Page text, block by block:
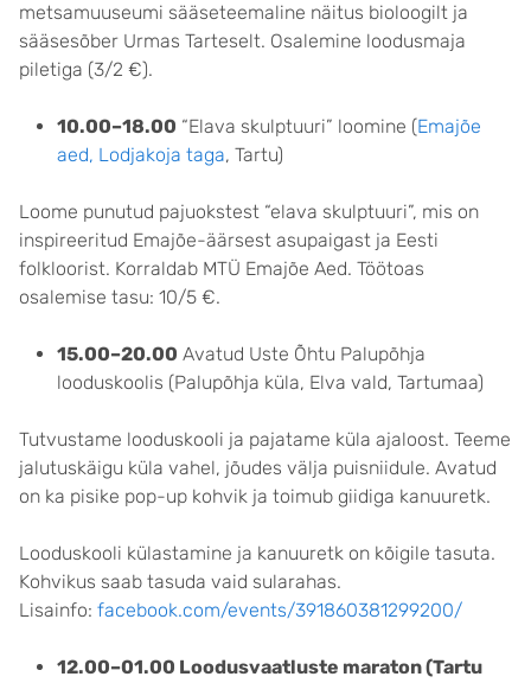
metsamuuseumi sääseteemaline näitus bioloogilt ja
sääsesõber Urmas Tarteselt. Osalemine loodusmaja
piletiga (3/2 €).
10.00–18.00 “Elava skulptuuri” loomine (Emajõe
aed, Lodjakoja taga, Tartu)
Loome punutud pajuokstest “elava skulptuuri”, mis on
inspireeritud Emajõe-äärsest asupaigast ja Eesti
folkloorist. Korraldab MTÜ Emajõe Aed. Töötoas
osalemise tasu: 10/5 €.
15.00–20.00 Avatud Uste Õhtu Palupõhja
looduskoolis (Palupõhja küla, Elva vald, Tartumaa)
Tutvustame looduskooli ja pajatame küla ajaloost. Teeme
jalutuskäigu küla vahel, jõudes välja puisniidule. Avatud
on ka pisike pop-up kohvik ja toimub giidiga kanuuretk.
Looduskooli külastamine ja kanuuretk on kõigile tasuta.
Kohvikus saab tasuda vaid sularahas.
Lisainfo: facebook.com/events/391860381299200/
12.00–01.00 Loodusvaatluste maraton (Tartu